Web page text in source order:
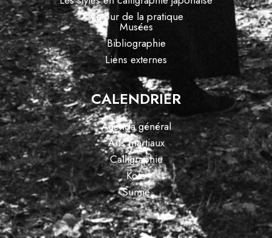
Autour de la pratique
Musées
Bibliographie
Liens externes
CALENDRIER
Agenda général
Arts martiaux
Calligraphie
Koto
Sumie